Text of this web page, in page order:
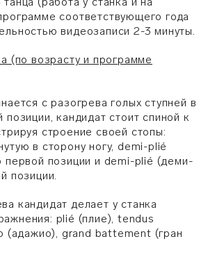
соответствующего года
видеозаписи 2-3 минуты.
(по возрасту и программе
с разогрева голых ступней в
позиции, кандидат стоит спиной к
строение своей стопы:
в сторону ногу, demi-plié
первой позиции и demi-plié (деми-
позиции.
кандидат делает у станка
plié (плие), tendus
(адажио), grand battement (гран